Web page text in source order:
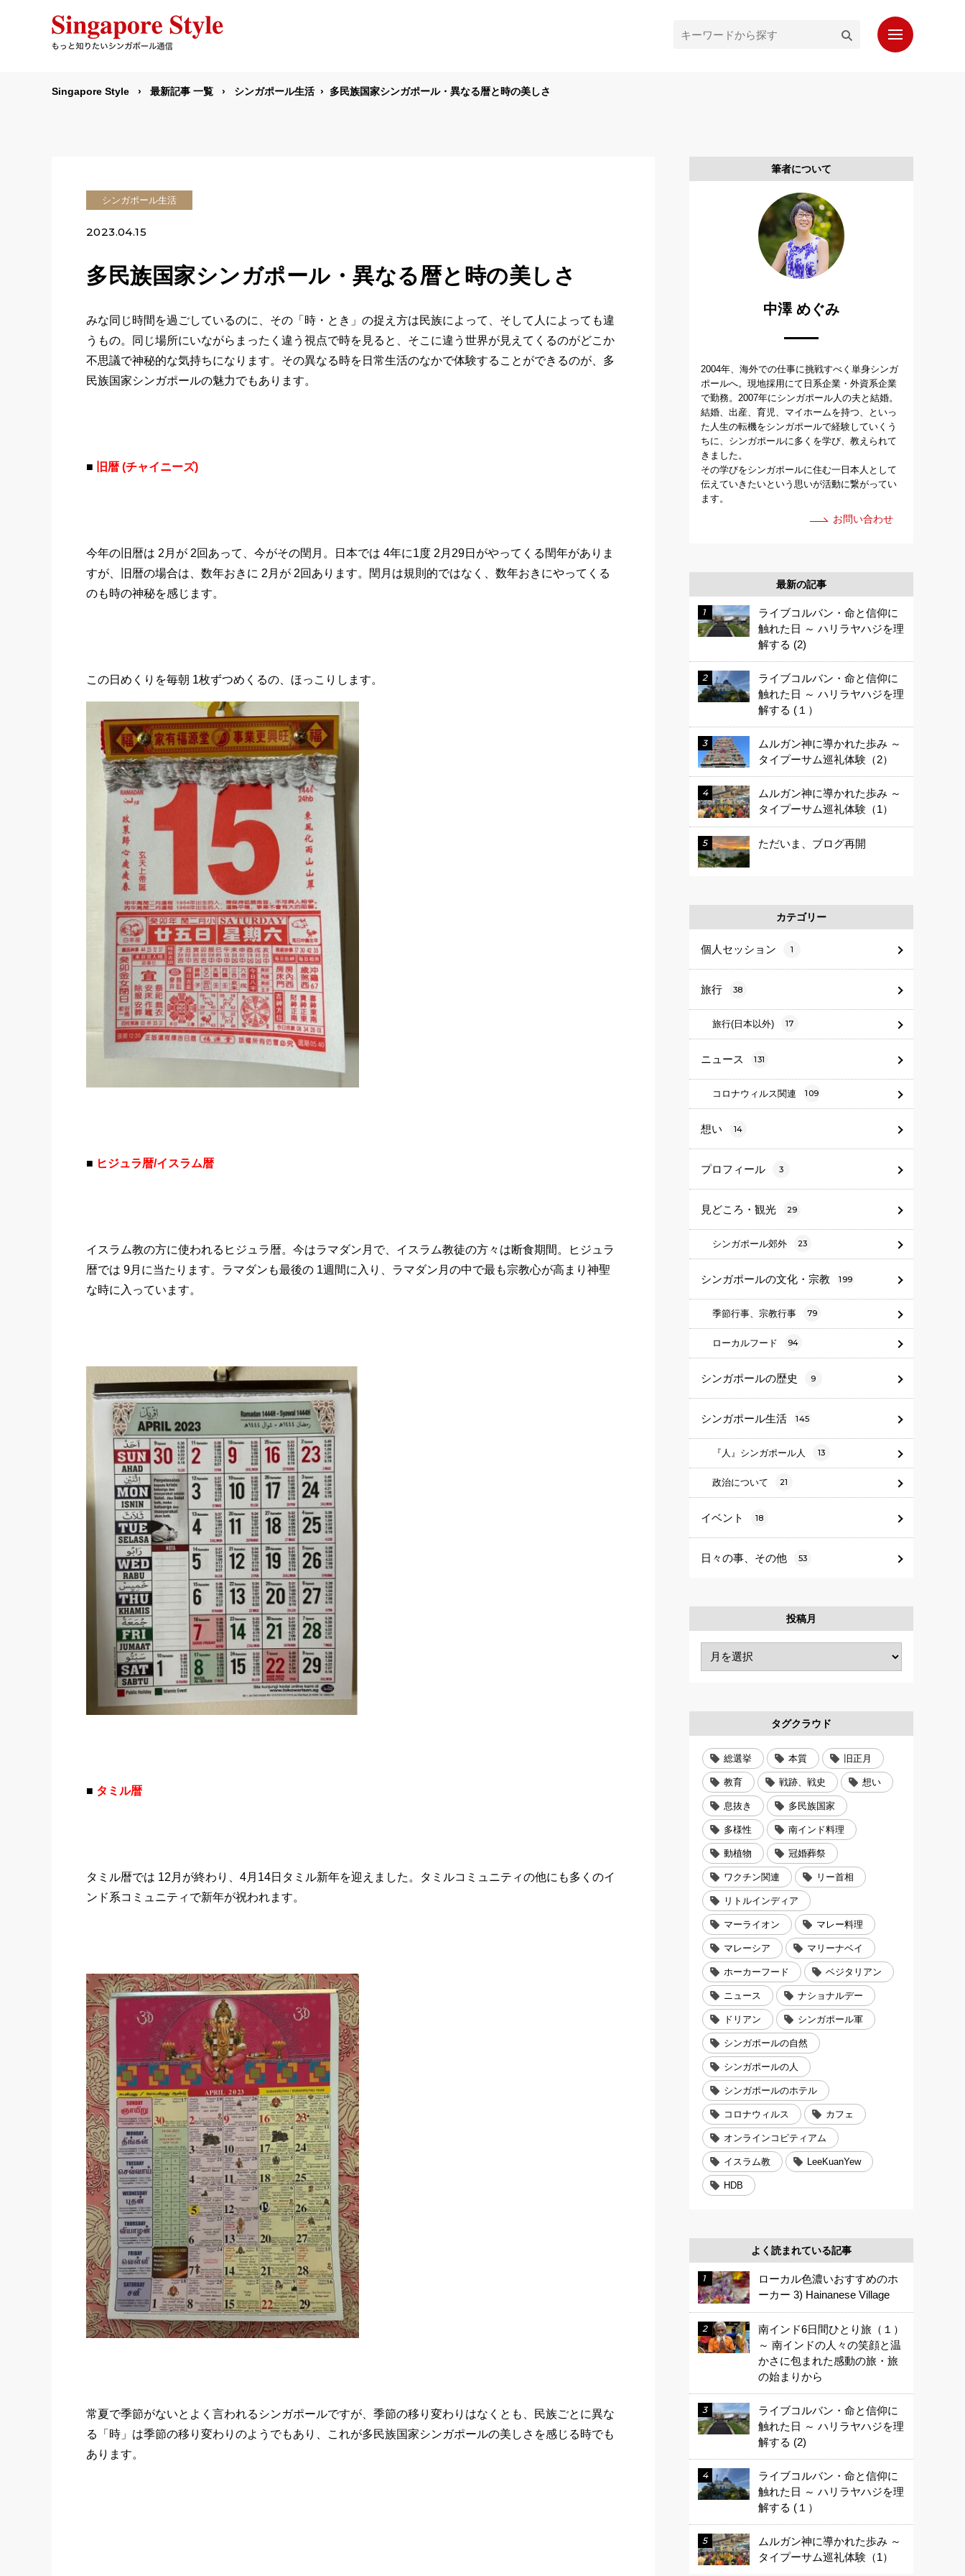
もっと知りたいシンガポール通信
お問い合わせ
Singapore Style 最新記事 一覧 シンガポール生活 多民族国家シンガポール・異なる暦と時の美しさ
シンガポール生活
2023.04.15
多民族国家シンガポール・異なる暦と時の美しさ
みな同じ時間を過ごしているのに、その「時・とき」の捉え方は民族によって、そして人によっても違
うもの。同じ場所にいながらまったく違う視点で時を見ると、そこに違う世界が見えてくるのがどこか
不思議で神秘的な気持ちになります。その異なる時を日常生活のなかで体験することができるのが、多
民族国家シンガポールの魅力でもあります。
■ 旧暦 (チャイニーズ)
今年の旧暦は 2月が 2回あって、今がその閏月。日本では 4年に1度 2月29日がやってくる閏年がありま
すが、旧暦の場合は、数年おきに 2月が 2回あります。閏月は規則的ではなく、数年おきにやってくる
のも時の神秘を感じます。
この日めくりを毎朝 1枚ずつめくるの、ほっこりします。
■ ヒジュラ暦/イスラム暦
イスラム教の方に使われるヒジュラ暦。今はラマダン月で、イスラム教徒の方々は断食期間。ヒジュラ
暦では 9月に当たります。ラマダンも最後の 1週間に入り、ラマダン月の中で最も宗教心が高まり神聖
な時に入っています。
■ タミル暦
タミル暦では 12月が終わり、4月14日タミル新年を迎えました。タミルコミュニティの他にも多くのイ
ンド系コミュニティで新年が祝われます。
常夏で季節がないとよく言われるシンガポールですが、季節の移り変わりはなくとも、民族ごとに異な
る「時」は季節の移り変わりのようでもあり、これが多民族国家シンガポールの美しさを感じる時でも
あります。
筆者について
中澤 めぐみ
2004年、海外での仕事に挑戦すべく単身シンガ
ポールへ。現地採用にて日系企業・外資系企業
で勤務。2007年にシンガポール人の夫と結婚。
結婚、出産、育児、マイホームを持つ、といっ
た人生の転機をシンガポールで経験していくう
ちに、シンガポールに多くを学び、教えられて
きました。
その学びをシンガポールに住む一日本人として
伝えていきたいという思いが活動に繋がってい
ます。
お問い合わせ
最新の記事
ライブコルバン・命と信仰に
触れた日 ～ ハリラヤハジを理
解する (2)
ライブコルバン・命と信仰に
触れた日 ～ ハリラヤハジを理
解する (１）
ムルガン神に導かれた歩み ～
タイプーサム巡礼体験（2）
ムルガン神に導かれた歩み ～
タイプーサム巡礼体験（1）
ただいま、ブログ再開
カテゴリー
個人セッション 1
旅行 38
旅行(日本以外) 17
ニュース 131
コロナウィルス関連 109
想い 14
プロフィール 3
見どころ・観光 29
シンガポール郊外 23
シンガポールの文化・宗教 199
季節行事、宗教行事 79
ローカルフード 94
シンガポールの歴史 9
シンガポール生活 145
『人』シンガポール人 13
政治について 21
イベント 18
日々の事、その他 53
投稿月
タグクラウド
総選挙 本質 旧正月
教育 戦跡、戦史 想い
息抜き 多民族国家
多様性 南インド料理
動植物 冠婚葬祭
ワクチン関連 リー首相
リトルインディア
マーライオン マレー料理
マレーシア マリーナベイ
ホーカーフード ベジタリアン
ニュース ナショナルデー
ドリアン シンガポール軍
シンガポールの自然
シンガポールの人
シンガポールのホテル
コロナウィルス カフェ
オンラインコピティアム
イスラム教 LeeKuanYew
HDB
よく読まれている記事
ローカル色濃いおすすめのホ
ーカー 3) Hainanese Village
南インド6日間ひとり旅（１）
～ 南インドの人々の笑顔と温
かさに包まれた感動の旅・旅
の始まりから
ライブコルバン・命と信仰に
触れた日 ～ ハリラヤハジを理
解する (2)
ライブコルバン・命と信仰に
触れた日 ～ ハリラヤハジを理
解する (１）
ムルガン神に導かれた歩み ～
タイプーサム巡礼体験（1）